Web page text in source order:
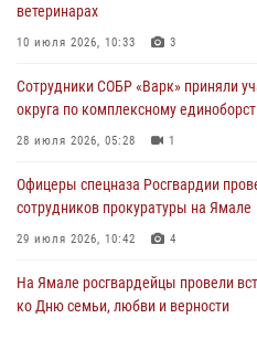
Сотрудники СОБР «Варк» повышают
30 июля 2026, 09:34 1
Офицеры спецназа Росгвардии
сотрудников прокуратуры на Ямале
29 июля 2026, 10:42 4
ветеринарах
10 июля 2026, 10:33 3
Сотрудники СОБР «Варк» приняли
округа по комплексному
28 июля 2026, 05:28 1
Офицеры спецназа Росгвардии
сотрудников прокуратуры на Ямале
29 июля 2026, 10:42 4
На Ямале росгвардейцы провели
ко Дню семьи, любви и верности